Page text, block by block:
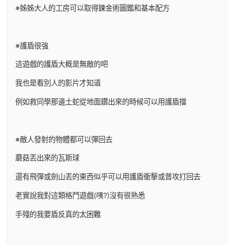
※姊姊大人的工房可以取得鍊金術圖鑑和基本配方
※護盾很強
這遊戲的護盾大概是無敵的吧
我也是看別人的影片才知道
例如救同學那邊土蛇從地面鑽出來的時候可以用護盾擋
※敵人發射的物體都可以彈回去
蘑菇丟出來的瓦斯球
還有飛彈或劍山丟的東西似乎可以用護盾衝擊或普攻打回去
老實說我對這類格鬥遊戲(咦?)沒有很熟悉
手殘的我要盾反真的太困難